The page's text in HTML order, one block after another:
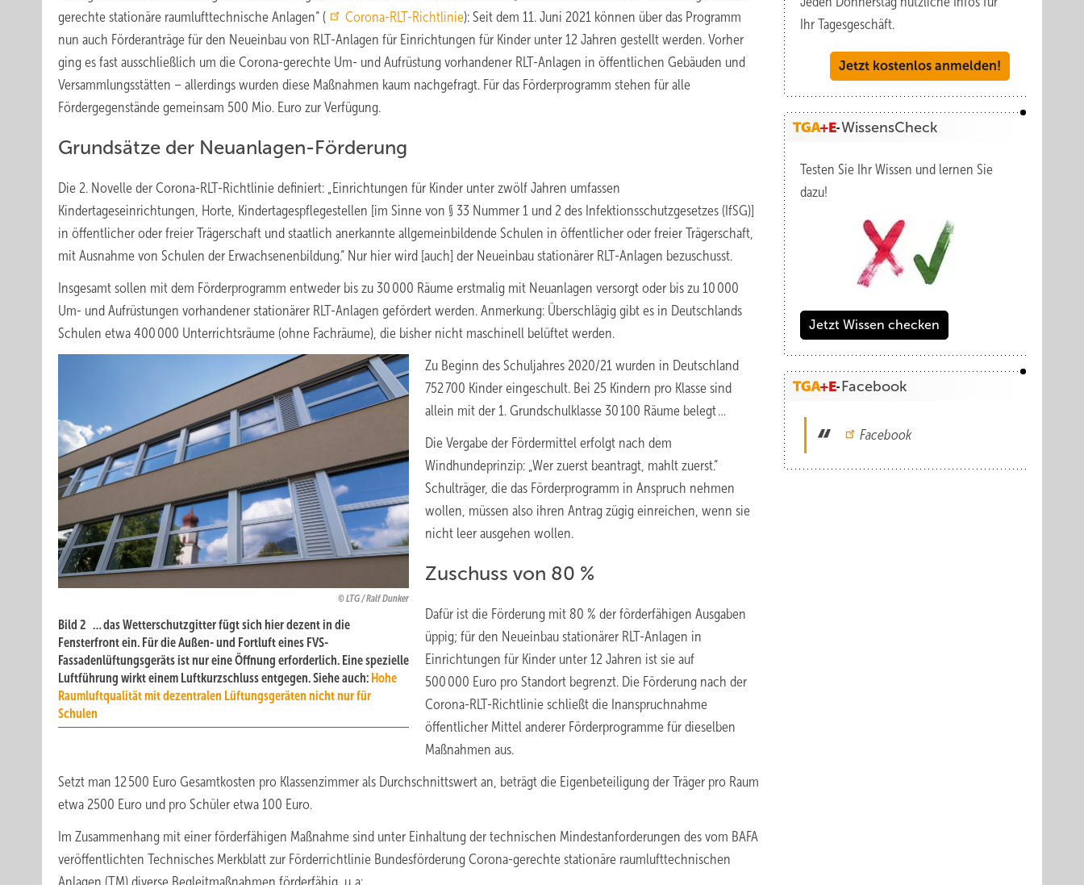
gerechte stationäre raumlufttechnische Anlagen“ (
Corona-RLT-Richtlinie): Seit dem 11. Juni 2021 können über das Programm
nun auch Förderanträge für den Neueinbau von RLT-Anlagen für Einrichtungen für Kinder unter 12 Jahren gestellt werden. Vorher
ging es fast ausschließlich um die Corona-gerechte Um- und Aufrüstung vorhandener RLT-Anlagen in öffentlichen Gebäuden und
Versammlungsstätten – allerdings wurden diese Maßnahmen kaum nachgefragt. Für das Förderprogramm stehen für alle
Fördergegenstände gemeinsam 500 Mio. Euro zur Verfügung.
Grundsätze der Neuanlagen-Förderung
Die 2. Novelle der Corona-RLT-Richtlinie definiert: „Einrichtungen für Kinder unter zwölf Jahren umfassen
Kindertageseinrichtungen, Horte, Kindertagespflegestellen [im Sinne von § 33 Nummer 1 und 2 des Infektionsschutzgesetzes (IfSG)]
in öffentlicher oder freier Trägerschaft und staatlich anerkannte allgemeinbildende Schulen in öffentlicher oder freier Trägerschaft,
mit Ausnahme von Schulen der Erwachsenenbildung.“ Nur hier wird [auch] der Neueinbau stationärer RLT-Anlagen bezuschusst.
Insgesamt sollen mit dem Förderprogramm entweder bis zu 30 000 Räume erstmalig mit Neuanlagen versorgt oder bis zu 10 000
Um- und Aufrüstungen vorhandener stationärer RLT-Anlagen gefördert werden. Anmerkung: Überschlägig gibt es in Deutschlands
Schulen etwa 400 000 Unterrichtsräume (ohne Fachräume), die bisher nicht maschinell belüftet werden.
LTG / Ralf Dunker
Bild 2 … das Wetterschutzgitter fügt sich hier dezent in die
Fensterfront ein. Für die Außen- und Fortluft eines FVS-
Fassadenlüftungsgeräts ist nur eine Öffnung erforderlich. Eine spezielle
Luftführung wirkt einem Luftkurzschluss entgegen. Siehe auch: Hohe
Raumluftqualität mit dezentralen Lüftungsgeräten nicht nur für
Schulen
Zu Beginn des Schuljahres 2020/21 wurden in Deutschland
752 700 Kinder eingeschult. Bei 25 Kindern pro Klasse sind
allein mit der 1. Grundschulklasse 30 100 Räume belegt …
Die Vergabe der Fördermittel erfolgt nach dem
Windhundeprinzip: „Wer zuerst beantragt, mahlt zuerst.“
Schulträger, die das Förderprogramm in Anspruch nehmen
wollen, müssen also ihren Antrag zügig einreichen, wenn sie
nicht leer ausgehen wollen.
Zuschuss von 80 %
Dafür ist die Förderung mit 80 % der förderfähigen Ausgaben
üppig; für den Neueinbau stationärer RLT-Anlagen in
Einrichtungen für Kinder unter 12 Jahren ist sie auf
500 000 Euro pro Standort begrenzt. Die Förderung nach der
Corona-RLT-Richtlinie schließt die Inanspruchnahme
öffentlicher Mittel anderer Förderprogramme für dieselben
Maßnahmen aus.
Setzt man 12 500 Euro Gesamtkosten pro Klassenzimmer als Durchschnittswert an, beträgt die Eigenbeteiligung der Träger pro Raum
etwa 2500 Euro und pro Schüler etwa 100 Euro.
Im Zusammenhang mit einer förderfähigen Maßnahme sind unter Einhaltung der technischen Mindestanforderungen des vom BAFA
veröffentlichten Technisches Merkblatt zur Förderrichtlinie Bundesförderung Corona-gerechte stationäre raumlufttechnischen
Anlagen (TM) diverse Begleitmaßnahmen förderfähig, u. a:
Ihr Tagesgeschäft.
Jetzt kostenlos anmelden!
WissensCheck
Testen Sie Ihr Wissen und lernen Sie
dazu!
Jetzt Wissen checken
Facebook
Facebook